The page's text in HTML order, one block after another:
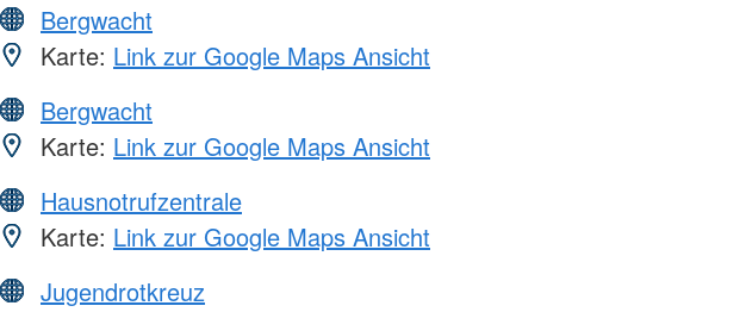
Bergwacht
Karte: Link zur Google Maps Ansicht
Bergwacht
Karte: Link zur Google Maps Ansicht
Hausnotrufzentrale
Karte: Link zur Google Maps Ansicht
Jugendrotkreuz